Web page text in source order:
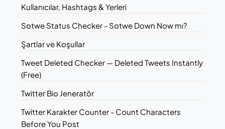
Kullanıcılar, Hashtags & Yerleri
Sotwe Status Checker - Sotwe Down Now mı?
Şartlar ve Koşullar
Tweet Deleted Checker — Deleted Tweets Instantly
(Free)
Twitter Bio Jeneratör
Twitter Karakter Counter - Count Characters
Before You Post